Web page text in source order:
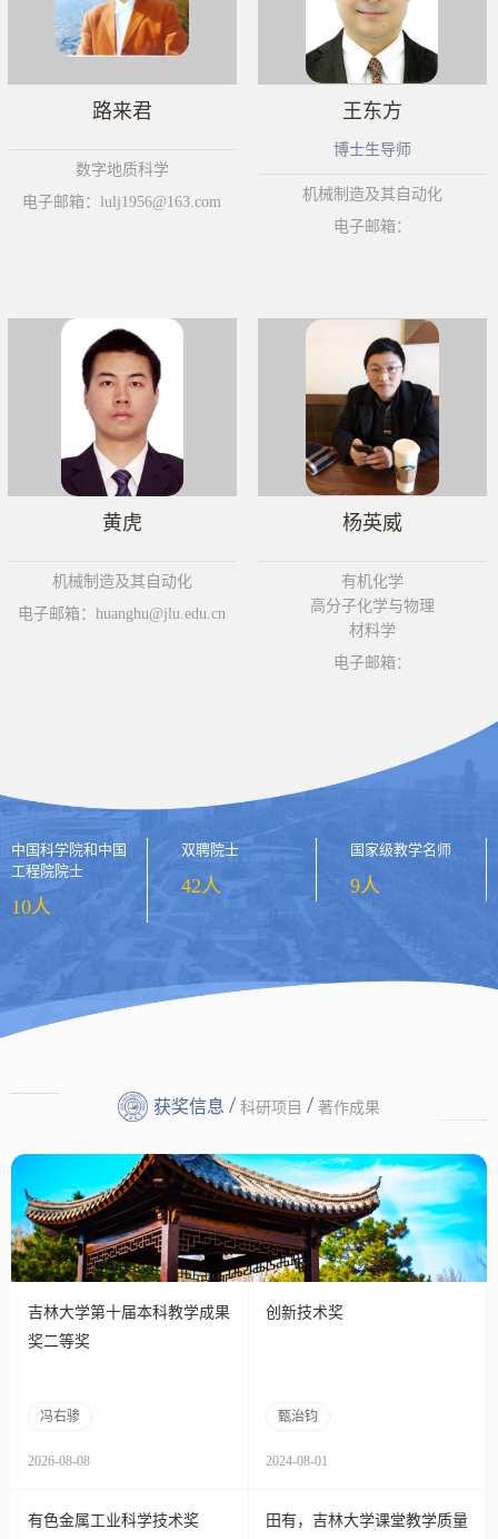
路来君
数字地质科学
电子邮箱：lulj1956@163.com
王东方
博士生导师
机械制造及其自动化
电子邮箱：
黄虎
机械制造及其自动化
电子邮箱：huanghu@jlu.edu.cn
杨英威
有机化学
高分子化学与物理
材料学
电子邮箱：
中国科学院和中国
工程院院士
10人
双聘院士
42人
国家级教学名师
9人
获奖信息 / 科研项目 / 著作成果
吉林大学第十届本科教学成果
奖二等奖
冯右骖
2026-08-08
创新技术奖
甄治钧
2024-08-01
有色金属工业科学技术奖
田有，吉林大学课堂教学质量